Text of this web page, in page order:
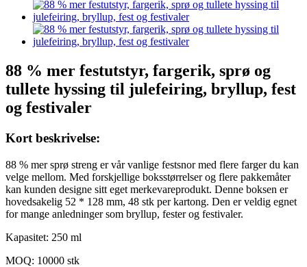
88 % mer festutstyr, fargerik, sprø og
tullete hyssing til julefeiring, bryllup, fest
og festivaler
Kort beskrivelse:
88 % mer sprø streng er vår vanlige festsnor med flere farger du kan
velge mellom. Med forskjellige boksstørrelser og flere pakkemåter
kan kunden designe sitt eget merkevareprodukt. Denne boksen er
hovedsakelig 52 * 128 mm, 48 stk per kartong. Den er veldig egnet
for mange anledninger som bryllup, fester og festivaler.
Kapasitet: 250 ml
MOQ: 10000 stk